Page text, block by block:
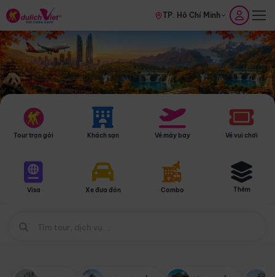
TP. Hồ Chí Minh
Tour trọn gói Khách sạn Vé máy bay Vé vui chơi
Visa Xe đưa đón Combo Thêm